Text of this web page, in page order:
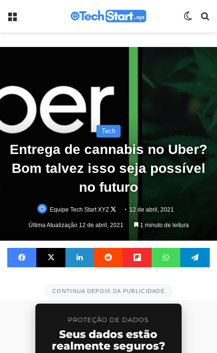
Menu
Tech
Entrega de cannabis no Uber?
Bom talvez isso seja possível
no futuro
Equipe Tech Start XYZ
Follow12 de abril, 2021
Última Atualização 12 de abril, 2021 1 minuto de leitura
Facebook X Linkedin Reddit Flipboard WhatsApp
CONTINUA DEPOIS DA PUBLICIDADE
PROTEÇÃO DE DADOS
Seus dados estão
realmente seguros?